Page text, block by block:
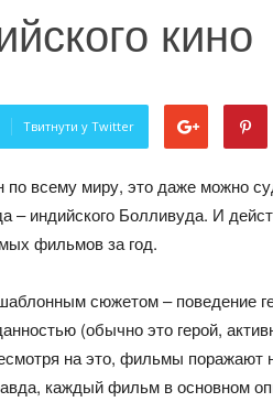
кино
Твитнути у Twitter
по всему миру, это даже можно
– индийского Болливуда. И
фильмов за год.
сюжетом – поведение
(обычно это герой,
на это, фильмы поражают
каждый фильм в основном